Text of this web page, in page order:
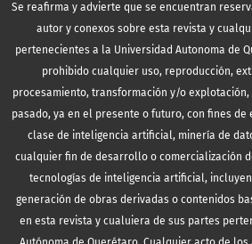
Se reafirma y advierte que se encuentran
autor y conexos sobre esta revista y
pertenecientes a la Universidad Autonoma de
prohibido cualquier uso, reproducción,
procesamiento, transformación y/o
pasado, ya en el presente o futuro, con fines
clase de inteligencia artificial, minería de
cualquier fin de desarrollo o comercialización
tecnologías de inteligencia artificial,
generación de obras derivadas o contenidos
en esta revista y cualuiera de sus partes